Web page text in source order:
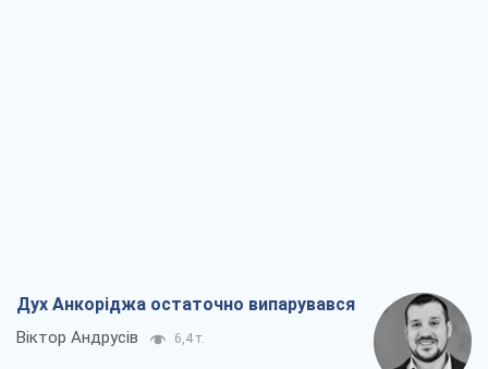
Дух Анкоріджа остаточно випарувався
Віктор Андрусів 6,4 т.